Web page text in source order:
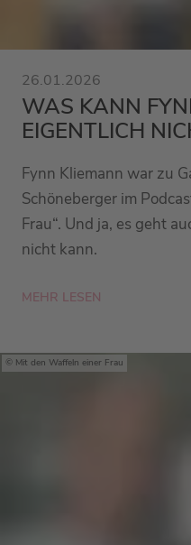
26.01.2026
WAS KANN
EIGENTLICH
Fynn Kliemann war zu
Schöneberger im
Frau“. Und ja, es geht
nicht kann.
MEHR LESEN
Mit den Waffeln einer Frau